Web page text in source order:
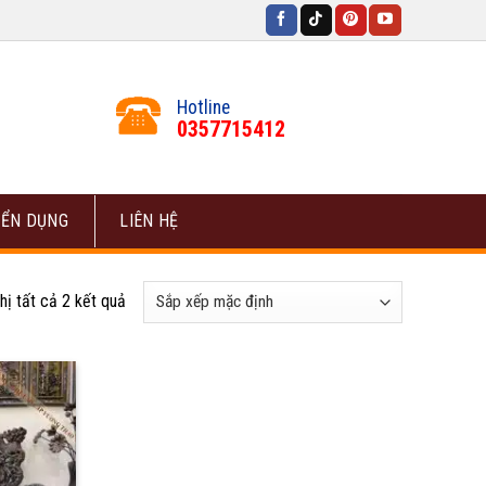
Hotline
0357715412
DỤNG LIÊN HỆ
tất cả 2 kết quả